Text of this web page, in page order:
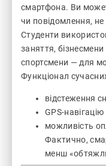
смартфона. Ви
чи повідомлення, не
Студенти
заняття,
спортсмени — для
Функціонал
відстеження
GPS-
можливість
Фактично,
менш